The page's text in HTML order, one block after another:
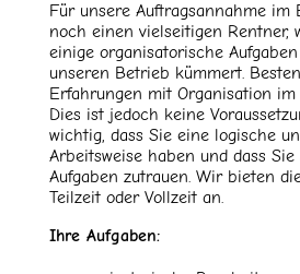
Für unsere Auftragsannahme im
noch einen vielseitigen Rentner,
einige organisatorische
unseren Betrieb kümmert.
Erfahrungen mit Organisation im
Dies ist jedoch keine
wichtig, dass Sie eine logische
Arbeitsweise haben und dass
Aufgaben zutrauen. Wir bieten
Teilzeit oder Vollzeit an.
Ihre Aufgaben: